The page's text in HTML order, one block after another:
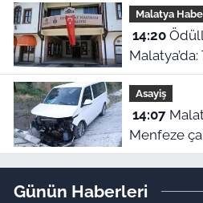
Malatya
14:20Ödüllü dev koleksiyon
Malatya’da:
Fotoğraf
Asayiş
14:07Malatya yolunda kaza:
Menfeze
Günün Haberleri